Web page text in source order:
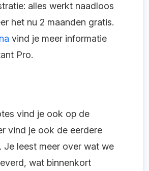
alles werkt naadloos
het nu 2 maanden gratis.
vind je meer informatie
Pro.
vind je ook op de
vind je ook de eerdere
Je leest meer over wat we
wat binnenkort